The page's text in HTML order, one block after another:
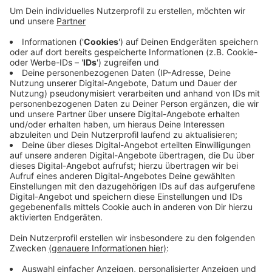
An der HTS Abfahrt City Galerie gibt es vor allem
morgens im Berufsverkehr oft Stau. Dann stehen die
Autos meist bis auf die Fahrspur. Das soll sich ändern.
Bis zur Einmündung zum Parkhaus der City Galerie
bekommt die Rampe deswegen zwei Fahrspuren. Die
Markierungen werden heute ab 8 Uhr aufgetragen. Das
dauert voraussichtlich den ganzen Tag und dürfte zu
ordentlich Stau führen. Wer dort lang muss, sollte also
unbedingt etwas mehr Zeit einplanen.
Anzeige